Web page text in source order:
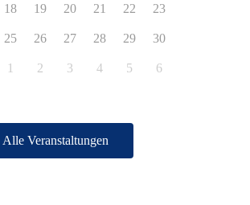
18 19 20 21 22 23
25 26 27 28 29 30
1 2 3 4 5 6
Alle Veranstaltungen